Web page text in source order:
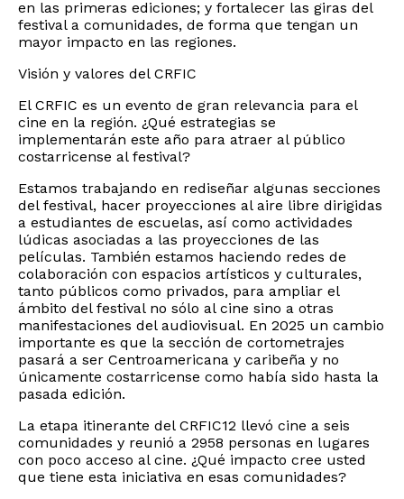
en las primeras ediciones; y fortalecer las giras del
festival a comunidades, de forma que tengan un
mayor impacto en las regiones.
Visión y valores del CRFIC
El CRFIC es un evento de gran relevancia para el
cine en la región. ¿Qué estrategias se
implementarán este año para atraer al público
costarricense al festival?
Estamos trabajando en rediseñar algunas secciones
del festival, hacer proyecciones al aire libre dirigidas
a estudiantes de escuelas, así como actividades
lúdicas asociadas a las proyecciones de las
películas. También estamos haciendo redes de
colaboración con espacios artísticos y culturales,
tanto públicos como privados, para ampliar el
ámbito del festival no sólo al cine sino a otras
manifestaciones del audiovisual. En 2025 un cambio
importante es que la sección de cortometrajes
pasará a ser Centroamericana y caribeña y no
únicamente costarricense como había sido hasta la
pasada edición.
La etapa itinerante del CRFIC12 llevó cine a seis
comunidades y reunió a 2958 personas en lugares
con poco acceso al cine. ¿Qué impacto cree usted
que tiene esta iniciativa en esas comunidades?